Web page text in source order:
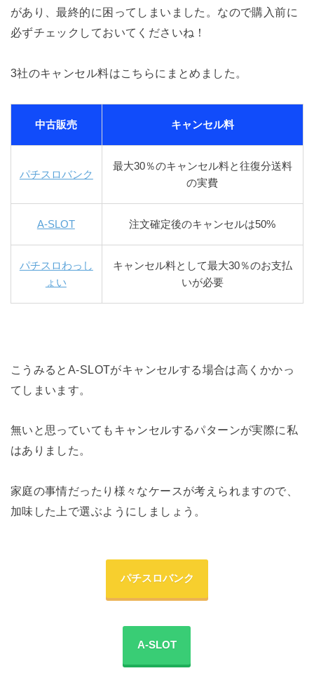
があり、最終的に困ってしまいました。なので購入前に
必ずチェックしておいてくださいね！
3社のキャンセル料はこちらにまとめました。
中古販売 キャンセル料
パチスロバンク
最大30％のキャンセル料と往復分送料
の実費
A-SLOT 注文確定後のキャンセルは50%
パチスロわっし
ょい
キャンセル料として最大30％のお支払
いが必要
こうみるとA-SLOTがキャンセルする場合は高くかかっ
てしまいます。
無いと思っていてもキャンセルするパターンが実際に私
はありました。
家庭の事情だったり様々なケースが考えられますので、
加味した上で選ぶようにしましょう。
パチスロバンク
A-SLOT